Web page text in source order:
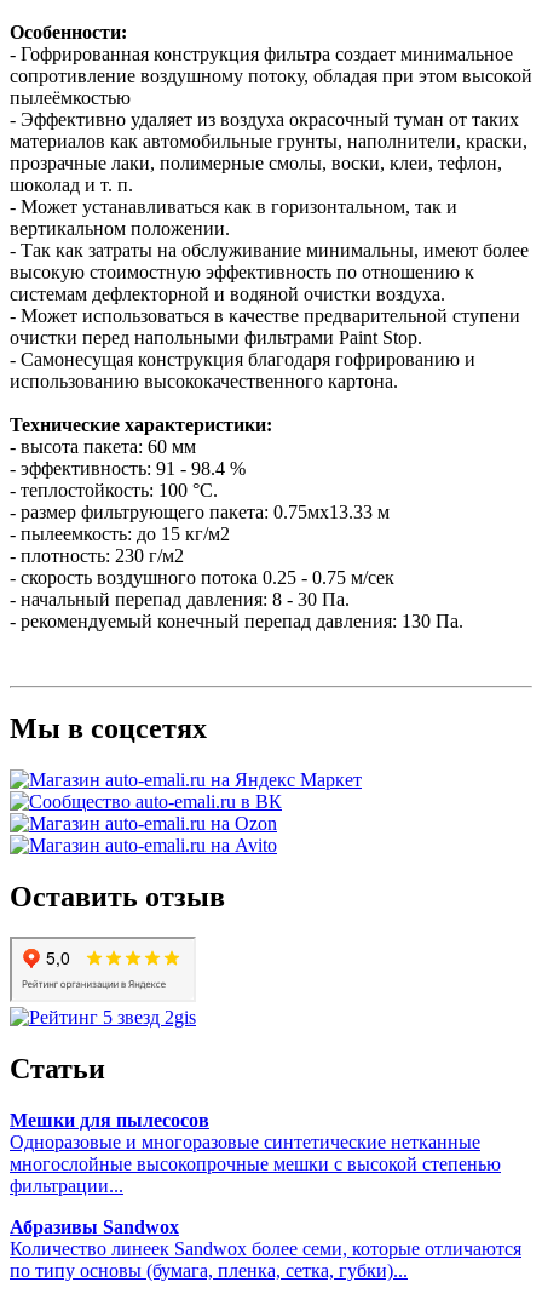
Особенности:
- Гофрированная конструкция фильтра создает минимальное
сопротивление воздушному потоку, обладая при этом высокой
пылеёмкостью
- Эффективно удаляет из воздуха окрасочный туман от таких
материалов как автомобильные грунты, наполнители, краски,
прозрачные лаки, полимерные смолы, воски, клеи, тефлон,
шоколад и т. п.
- Может устанавливаться как в горизонтальном, так и
вертикальном положении.
- Так как затраты на обслуживание минимальны, имеют более
высокую стоимостную эффективность по отношению к
системам дефлекторной и водяной очистки воздуха.
- Может использоваться в качестве предварительной ступени
очистки перед напольными фильтрами Paint Stop.
- Самонесущая конструкция благодаря гофрированию и
использованию высококачественного картона.
Технические характеристики:
- высота пакета: 60 мм
- эффективность: 91 - 98.4 %
- теплостойкость: 100 °C.
- размер фильтрующего пакета: 0.75мх13.33 м
- пылеемкость: до 15 кг/м2
- плотность: 230 г/м2
- скорость воздушного потока 0.25 - 0.75 м/сек
- начальный перепад давления: 8 - 30 Па.
- рекомендуемый конечный перепад давления: 130 Па.
Мы в соцсетях
Оставить отзыв
Статьи
Мешки для пылесосов
Одноразовые и многоразовые синтетические нетканные
многослойные высокопрочные мешки с высокой степенью
фильтрации...
Абразивы Sandwox
Количество линеек Sandwox более семи, которые отличаются
по типу основы (бумага, пленка, сетка, губки)...